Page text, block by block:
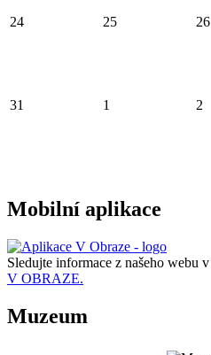
24 25 26
31 1 2
Mobilní aplikace
Sledujte informace z našeho webu v
V OBRAZE.
Muzeum